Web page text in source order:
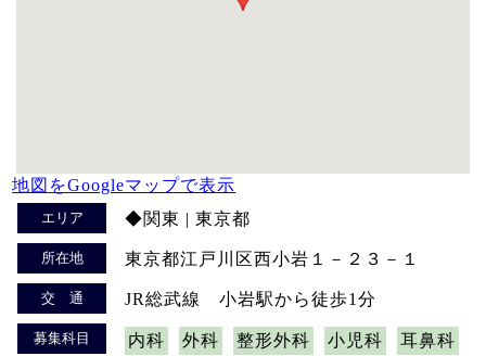
地図をGoogleマップで表示
エリア ◆関東 | 東京都
所在地 東京都江戸川区西小岩１－２３－１
交 通 JR総武線 小岩駅から徒歩1分
募集科目 内科 外科 整形外科 小児科
耳鼻科